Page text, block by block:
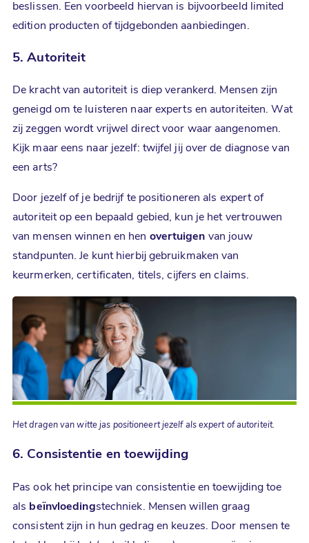
beslissen. Een voorbeeld hiervan is bijvoorbeeld limited
edition producten of tijdgebonden aanbiedingen.
5. Autoriteit
De kracht van autoriteit is diep verankerd. Mensen zijn
geneigd om te luisteren naar experts en autoriteiten. Wat
zij zeggen wordt vrijwel direct voor waar aangenomen.
Kijk maar eens naar jezelf: twijfel jij over de diagnose van
een arts?
Door jezelf of je bedrijf te positioneren als expert of
autoriteit op een bepaald gebied, kun je het vertrouwen
van mensen winnen en hen overtuigen van jouw
standpunten. Je kunt hierbij gebruikmaken van
keurmerken, certificaten, titels, cijfers en claims.
Het dragen van witte jas positioneert jezelf als expert of autoriteit.
6. Consistentie en toewijding
Pas ook het principe van consistentie en toewijding toe
als beïnvloedingstechniek. Mensen willen graag
consistent zijn in hun gedrag en keuzes. Door mensen te